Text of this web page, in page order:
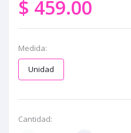
$ 459.00
Medida:
Unidad
Cantidad: